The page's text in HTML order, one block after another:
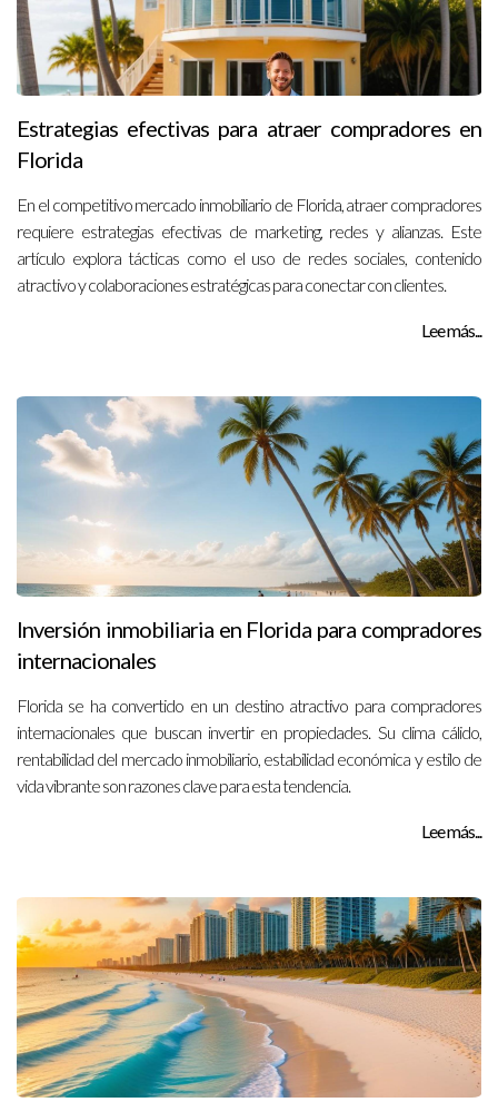
Estrategias efectivas para atraer compradores en
Florida
En el competitivo mercado inmobiliario de Florida, atraer compradores
requiere estrategias efectivas de marketing, redes y alianzas. Este
artículo explora tácticas como el uso de redes sociales, contenido
atractivo y colaboraciones estratégicas para conectar con clientes.
Lee más...
Inversión inmobiliaria en Florida para compradores
internacionales
Florida se ha convertido en un destino atractivo para compradores
internacionales que buscan invertir en propiedades. Su clima cálido,
rentabilidad del mercado inmobiliario, estabilidad económica y estilo de
vida vibrante son razones clave para esta tendencia.
Lee más...